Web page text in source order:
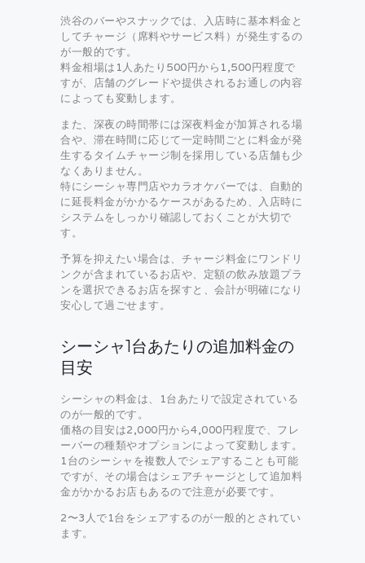
渋谷のバーやスナックでは、入店時に基本料金と
してチャージ（席料やサービス料）が発生するの
が一般的です。
料金相場は1人あたり500円から1,500円程度で
すが、店舗のグレードや提供されるお通しの内容
によっても変動します。
また、深夜の時間帯には深夜料金が加算される場
合や、滞在時間に応じて一定時間ごとに料金が発
生するタイムチャージ制を採用している店舗も少
なくありません。
特にシーシャ専門店やカラオケバーでは、自動的
に延長料金がかかるケースがあるため、入店時に
システムをしっかり確認しておくことが大切で
す。
予算を抑えたい場合は、チャージ料金にワンドリ
ンクが含まれているお店や、定額の飲み放題プラ
ンを選択できるお店を探すと、会計が明確になり
安心して過ごせます。
シーシャ1台あたりの追加料金の
目安
シーシャの料金は、1台あたりで設定されている
のが一般的です。
価格の目安は2,000円から4,000円程度で、フレ
ーバーの種類やオプションによって変動します。
1台のシーシャを複数人でシェアすることも可能
ですが、その場合はシェアチャージとして追加料
金がかかるお店もあるので注意が必要です。
2〜3人で1台をシェアするのが一般的とされてい
ます。